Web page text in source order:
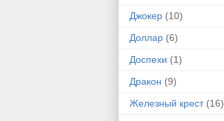
Джокер (10)
Доллар (6)
Доспехи (1)
Дракон (9)
Железный крест (16)